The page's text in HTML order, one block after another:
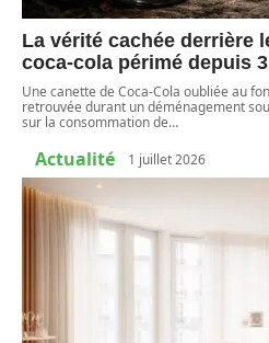
La vérité cachée derrière
coca-cola périmé depuis
Une canette de Coca-Cola oubliée au
retrouvée durant un déménagement
sur la consommation de…
Actualité 1 juillet 2026